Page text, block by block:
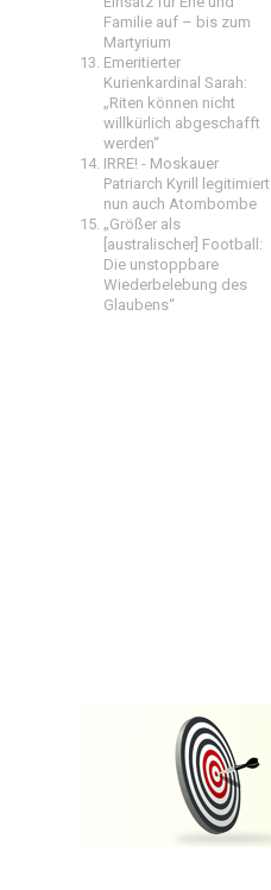
Familie auf – bis zum
Martyrium
Emeritierter
Kurienkardinal Sarah:
„Riten können nicht
willkürlich abgeschafft
werden“
IRRE! - Moskauer
Patriarch Kyrill legitimiert
nun auch Atombombe
„Größer als
[australischer] Football:
Die unstoppbare
Wiederbelebung des
Glaubens“